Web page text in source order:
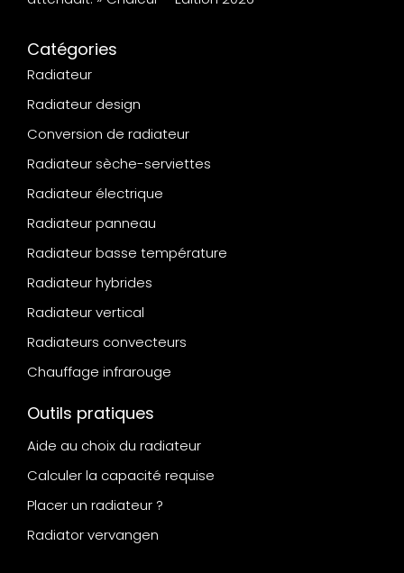
Catégories
Radiateur
Radiateur design
Conversion de radiateur
Radiateur sèche-serviettes
Radiateur électrique
Radiateur panneau
Radiateur basse température
Radiateur hybrides
Radiateur vertical
Radiateurs convecteurs
Chauffage infrarouge
Outils pratiques
Aide au choix du radiateur
Calculer la capacité requise
Placer un radiateur ?
Radiator vervangen